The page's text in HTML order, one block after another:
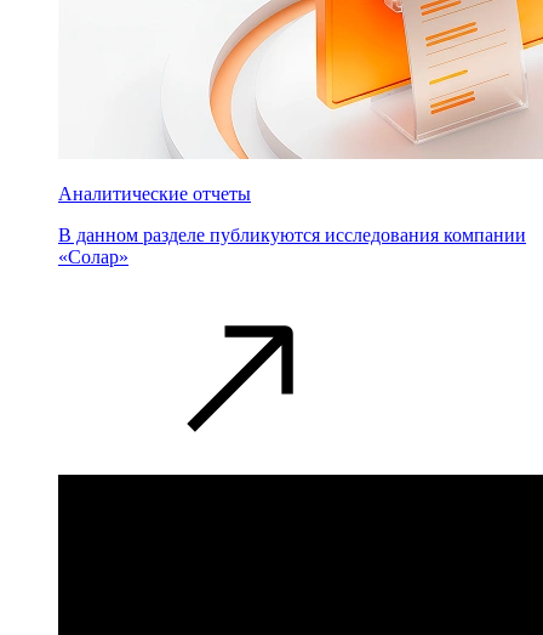
Аналитические отчеты
В данном разделе публикуются исследования компании
«Солар»